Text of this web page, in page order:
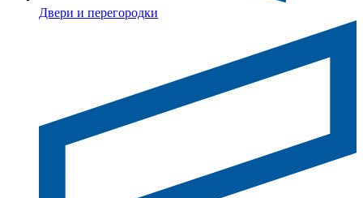
Двери и перегородки